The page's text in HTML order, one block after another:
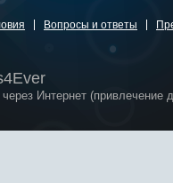
Вопросы и ответы
Интернет (привлечение